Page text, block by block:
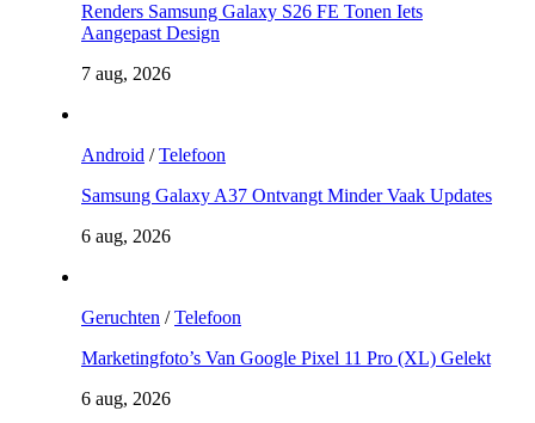
Renders Samsung Galaxy S26 FE Tonen Iets
Aangepast Design
7 aug, 2026
Android /Telefoon
Samsung Galaxy A37 Ontvangt Minder Vaak Updates
6 aug, 2026
Geruchten /Telefoon
Marketingfoto’s Van Google Pixel 11 Pro (XL) Gelekt
6 aug, 2026